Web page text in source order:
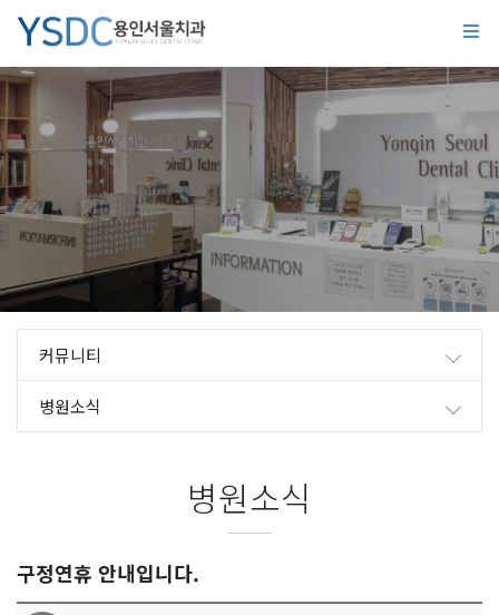
커뮤니티
병원소식
병원소식
구정연휴 안내입니다.